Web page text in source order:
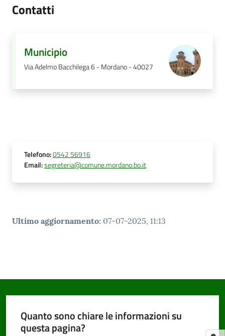
Contatti
Municipio
Via Adelmo Bacchilega 6 - Mordano - 40027
Telefono:0542 56916
Email:segreteria@comune.mordano.bo.it
Ultimo aggiornamento: 07-07-2025, 11:13
Quanto sono chiare le informazioni su
questa pagina?